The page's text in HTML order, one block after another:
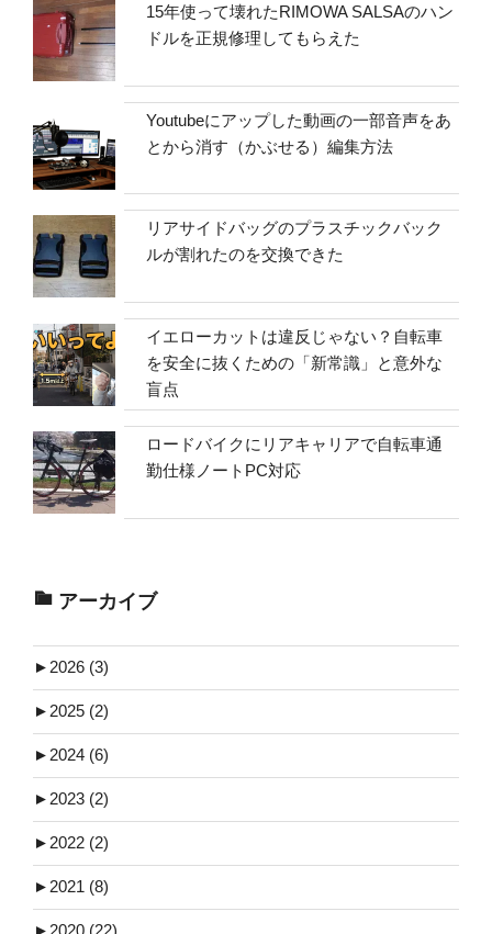
15年使って壊れたRIMOWA SALSAのハン
ドルを正規修理してもらえた
Youtubeにアップした動画の一部音声をあ
とから消す（かぶせる）編集方法
リアサイドバッグのプラスチックバック
ルが割れたのを交換できた
イエローカットは違反じゃない？自転車
を安全に抜くための「新常識」と意外な
盲点
ロードバイクにリアキャリアで自転車通
勤仕様ノートPC対応
アーカイブ
► 2026 (3)
► 2025 (2)
► 2024 (6)
► 2023 (2)
► 2022 (2)
► 2021 (8)